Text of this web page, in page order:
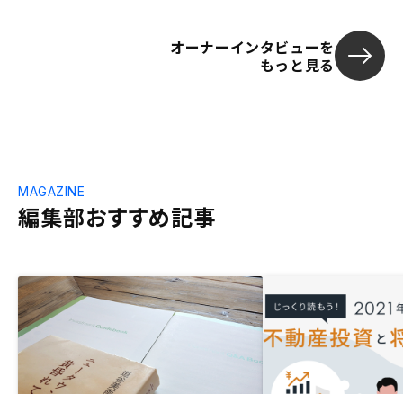
オーナーインタビューを
もっと見る
編集部おすすめ記事
MAGAZINE